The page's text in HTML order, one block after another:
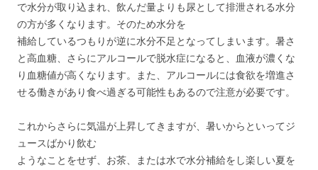
で水分が取り込まれ、飲んだ量よりも尿として排泄される水分
の方が多くなります。そのため水分を
補給しているつもりが逆に水分不足となってしまいます。暑さ
と高血糖、さらにアルコールで脱水症になると、血液が濃くな
り血糖値が高くなります。また、アルコールには食欲を増進さ
せる働きがあり食べ過ぎる可能性もあるので注意が必要です。
これからさらに気温が上昇してきますが、暑いからといってジ
ュースばかり飲む
ようなことをせず、お茶、または水で水分補給をし楽しい夏を